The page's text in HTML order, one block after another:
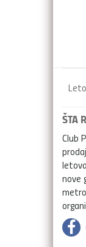
ŠTA
Club
nove